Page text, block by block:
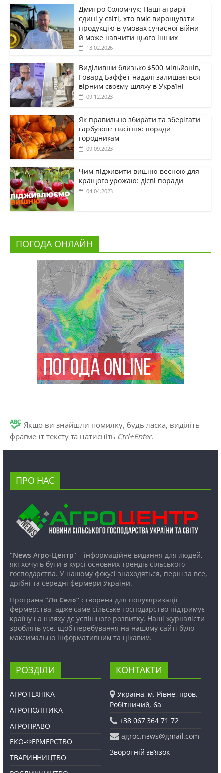
Дмитро Соломчук: Наші аграрії
єдині у світі, хто вміє вирощувати
продукцію в умовах сучасної війни
й може навчити цього інших
13.02.2026
Виділивши близько $500 мільйонів,
Говард Баффет надалі залишається
вірним своєму шляху в Україні
09.12.2023
Як правильно збирати та зберігати
гарбузове насіння: поради
городникам
09.09.2023
Чим підживити вишню весною для
кращого урожаю: дієві поради
04.04.2023
ПОГОДА ОНЛАЙН
Якщо ви знайшли помилку, будь ласка, виділіть
фрагмент тексту та натисніть Ctrl+Enter.
ПРО НАС
“News Агро-Центр”– інформаційне видання для людей,
які хочуть бути в курсі основних трендів сільського
господарства. У нашому фокусі знаходяться, перш за все,
дрібні та середні фермери України.
Програма “Ля Село”створена для популяризації
фермерства, адже саме сільське господарство підтримує
країну на шляху до успішного розвитку. Наші журналісти
зроблять усе, щоб перебування на нашому сайті було
максимально інформативним та цікавим.
РОЗДІЛИ
АГРОТЕХНІКА
АГРОПОЛІТИКА
АГРОПРАВО
ЕКО-ФЕРМЕРСТВО
ТВАРИННИЦТВО
КОНТАКТИ
Україна, м. Рівне, пров.
Робітничий, 6а
+38 067 364 71 72
agroc.news@gmail.com
Зворотній зв’язок